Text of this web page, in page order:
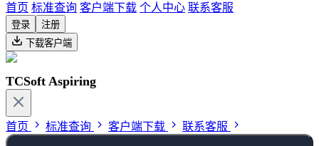
首页 标准查询 客户端下载 个人中心 联系客服
登录
注册
下载客户端
TCSoft Aspiring
首页 标准查询 客户端下载 联系客服